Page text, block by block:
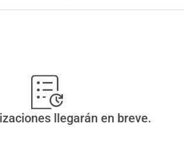
llegarán en breve.